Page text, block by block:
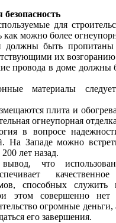
для
можно более
должны быть пропитаны
их
провода в доме должны
материалы следует
плита и
огнеупорная
в вопросе
На Западе можно
лет назад.
что
способных служить
этом совершенно нет
огромные деньги,
его завершения.